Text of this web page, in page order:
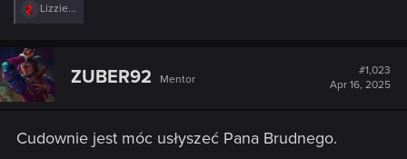
R
e
c
t
i
o
:
Lizzie...
ZUBER92 Mentor
#1,023
Apr 16, 2025
Cudownie jest móc usłyszeć Pana Brudnego.